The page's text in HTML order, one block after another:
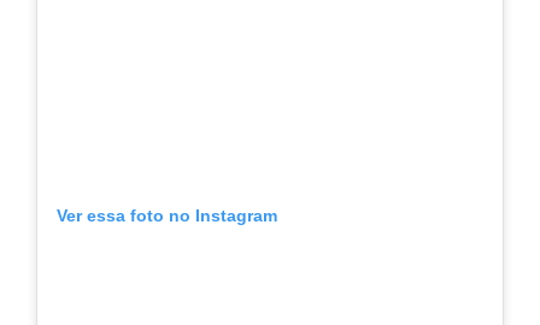
Ver essa foto no Instagram